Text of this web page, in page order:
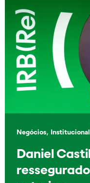
Negócios, Institucional
Daniel